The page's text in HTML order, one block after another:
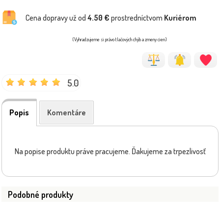
Cena dopravy už od 4.50 € prostredníctvom Kuriérom
(Vyhradzujeme si právo tlačových chýb a zmeny cien)
5.0
Popis Komentáre
Na popise produktu práve pracujeme. Ďakujeme za trpezlivosť
Podobné produkty